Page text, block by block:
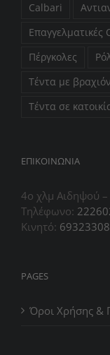
Calbari
Επαγγελματικές
Πέργκολες
Τέντα με
Τέντα σε
ΕΠIΚΟΙΝΩΝΙΑ
4ο χλμ Αιδηψού –
Τηλέφωνο:
Κινητό:
PAGES
Όροι Χρήσης &